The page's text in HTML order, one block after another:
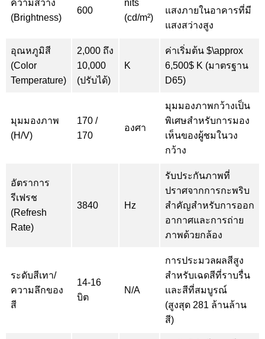
ความสว่าง
(Brightness)
600
nits
(cd/m²)
แสงภายในอาคารที่มี
แสงสว่างสูง
อุณหภูมิสี
(Color
Temperature)
2,000 ถึง
10,000
(ปรับได้)
K
ค่าเริ่มต้น $\approx
6,500$ K (มาตรฐาน
D65)
มุมมองภาพ
(H/V)
170 /
170
องศา
มุมมองภาพกว้างเป็น
พิเศษสำหรับการมอง
เห็นของผู้ชมในวง
กว้าง
อัตราการ
รีเฟรช
(Refresh
Rate)
3840 Hz
รับประกันภาพที่
ปราศจากการกะพริบ
สำคัญสำหรับการออก
อากาศและการถ่าย
ภาพด้วยกล้อง
ระดับสีเทา/
ความลึกของ
สี
14-16
บิต
N/A
การประมวลผลสีสูง
สำหรับเฉดสีที่ราบรื่น
และสีที่สมบูรณ์
(สูงสุด 281 ล้านล้าน
สี)